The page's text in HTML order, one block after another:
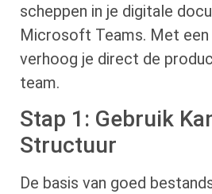
scheppen in je digitale
Microsoft Teams. Met
verhoog je direct de
team.
Stap 1: Gebruik
Structuur
De basis van goed